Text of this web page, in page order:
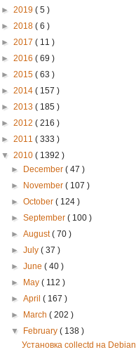
► 2019 ( 5 )
► 2018 ( 6 )
► 2017 ( 11 )
► 2016 ( 69 )
► 2015 ( 63 )
► 2014 ( 157 )
► 2013 ( 185 )
► 2012 ( 216 )
► 2011 ( 333 )
▼ 2010 ( 1392 )
►
December( 47 )
►
November( 107 )
►October( 124 )
►September( 100 )
►August( 70 )
►July( 37 )
►June( 40 )
►
May( 112 )
►April( 167 )
►
March( 202 )
▼
February( 138 )
Установка collectd на Debian